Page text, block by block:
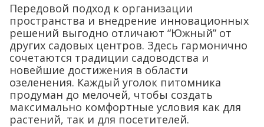
Передовой подход к организации
пространства и внедрение инновационных
решений выгодно отличают “Южный” от
других садовых центров. Здесь гармонично
сочетаются традиции садоводства и
новейшие достижения в области
озеленения. Каждый уголок питомника
продуман до мелочей, чтобы создать
максимально комфортные условия как для
растений, так и для посетителей.